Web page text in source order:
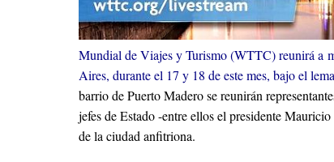
Mundial de Viajes y Turismo (WTTC) reunirá a
Aires, durante el 17 y 18 de este mes, bajo el
barrio de Puerto Madero se reunirán
jefes de Estado -entre ellos el presidente
de la ciudad anfitriona.